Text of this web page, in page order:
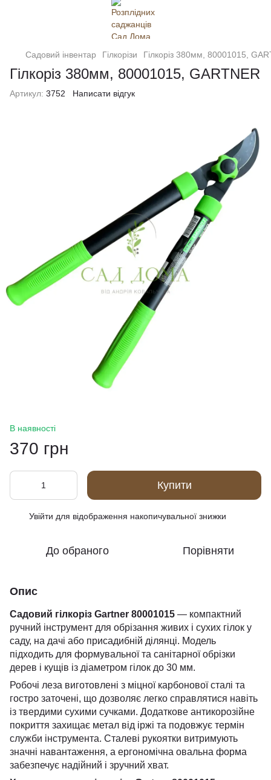
Садовий інвентар Гілкорізи Гілкоріз 380мм, 80001015,
Гілкоріз 380мм, 80001015, GARTNER
Артикул: 3752 Написати відгук
В наявності
370 грн
Купити
Увійти для відображення накопичувальної знижки
До обраного Порівняти
Опис
Садовий гілкоріз Gartner 80001015 — компактний
ручний інструмент для обрізання живих і сухих гілок у
саду, на дачі або присадибній ділянці. Модель
підходить для формувальної та санітарної обрізки
дерев і кущів із діаметром гілок до 30 мм.
Робочі леза виготовлені з міцної карбонової сталі та
гостро заточені, що дозволяє легко справлятися навіть
із твердими сухими сучками. Додаткове антикорозійне
покриття захищає метал від іржі та подовжує термін
служби інструмента. Сталеві рукоятки витримують
значні навантаження, а ергономічна овальна форма
забезпечує надійний і зручний хват.